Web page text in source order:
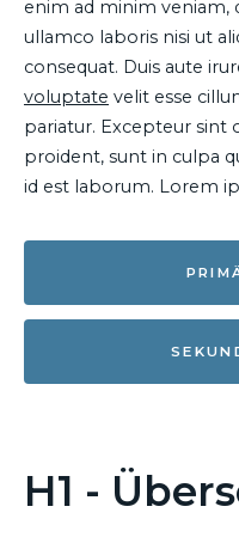
enim ad minim veniam,
ullamco laboris nisi ut
consequat. Duis aute
voluptate velit esse
pariatur. Excepteur sint
proident, sunt in culpa
id est laborum. Lorem
H1 -